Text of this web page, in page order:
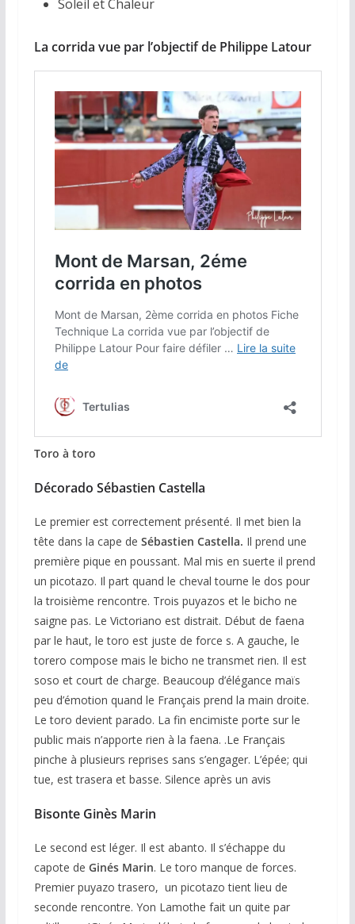
Soleil et Chaleur
La corrida vue par l’objectif de Philippe Latour
Toro à toro
Décorado Sébastien Castella
Le premier est correctement présenté. Il met bien la
tête dans la cape de Sébastien Castella. Il prend une
première pique en poussant. Mal mis en suerte il prend
un picotazo. Il part quand le cheval tourne le dos pour
la troisième rencontre. Trois puyazos et le bicho ne
saigne pas. Le Victoriano est distrait. Début de faena
par le haut, le toro est juste de force s. A gauche, le
torero compose mais le bicho ne transmet rien. Il est
soso et court de charge. Beaucoup d’élégance maïs
peu d’émotion quand le Français prend la main droite.
Le toro devient parado. La fin encimiste porte sur le
public mais n’apporte rien à la faena. .Le Français
pinche à plusieurs reprises sans s’engager. L’épée; qui
tue, est trasera et basse. Silence après un avis
Bisonte Ginès Marin
Le second est léger. Il est abanto. Il s’échappe du
capote de Ginés Marin. Le toro manque de forces.
Premier puyazo trasero, un picotazo tient lieu de
seconde rencontre. Yon Lamothe fait un quite par